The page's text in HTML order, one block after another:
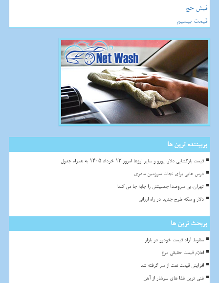
فیش حج
قیمت بیسیم
پربیننده ترین ها
قیمت بازگشایی دلار، یورو و سایر ارزها امروز ۱۳ خرداد ۱۴۰۵ به همراه جدول
درس هایی برای نجات سرزمین مادری
تهران، بی سروصدا جمعیتش را جابه جا می کند!
دلار و سکه طرح جدید در راه ارزانی
پربحث ترین ها
سقوط آزاد قیمت خودرو در بازار
اعلام قیمت حقیقی مرغ
افزایش قیمت نفت از سر گرفته شد
غنی ترین غذا های سرشار از آهن